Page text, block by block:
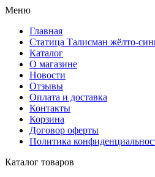
Меню
Главная
Статица Талисман жёлто-
Каталог
О магазине
Новости
Отзывы
Оплата и доставка
Контакты
Корзина
Договор оферты
Политика
Каталог товаров